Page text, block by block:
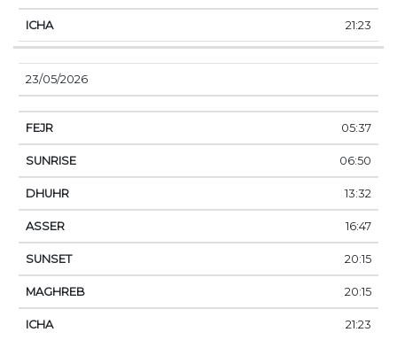
21:23
23/05/2026
05:37
06:50
13:32
16:47
20:15
20:15
21:23